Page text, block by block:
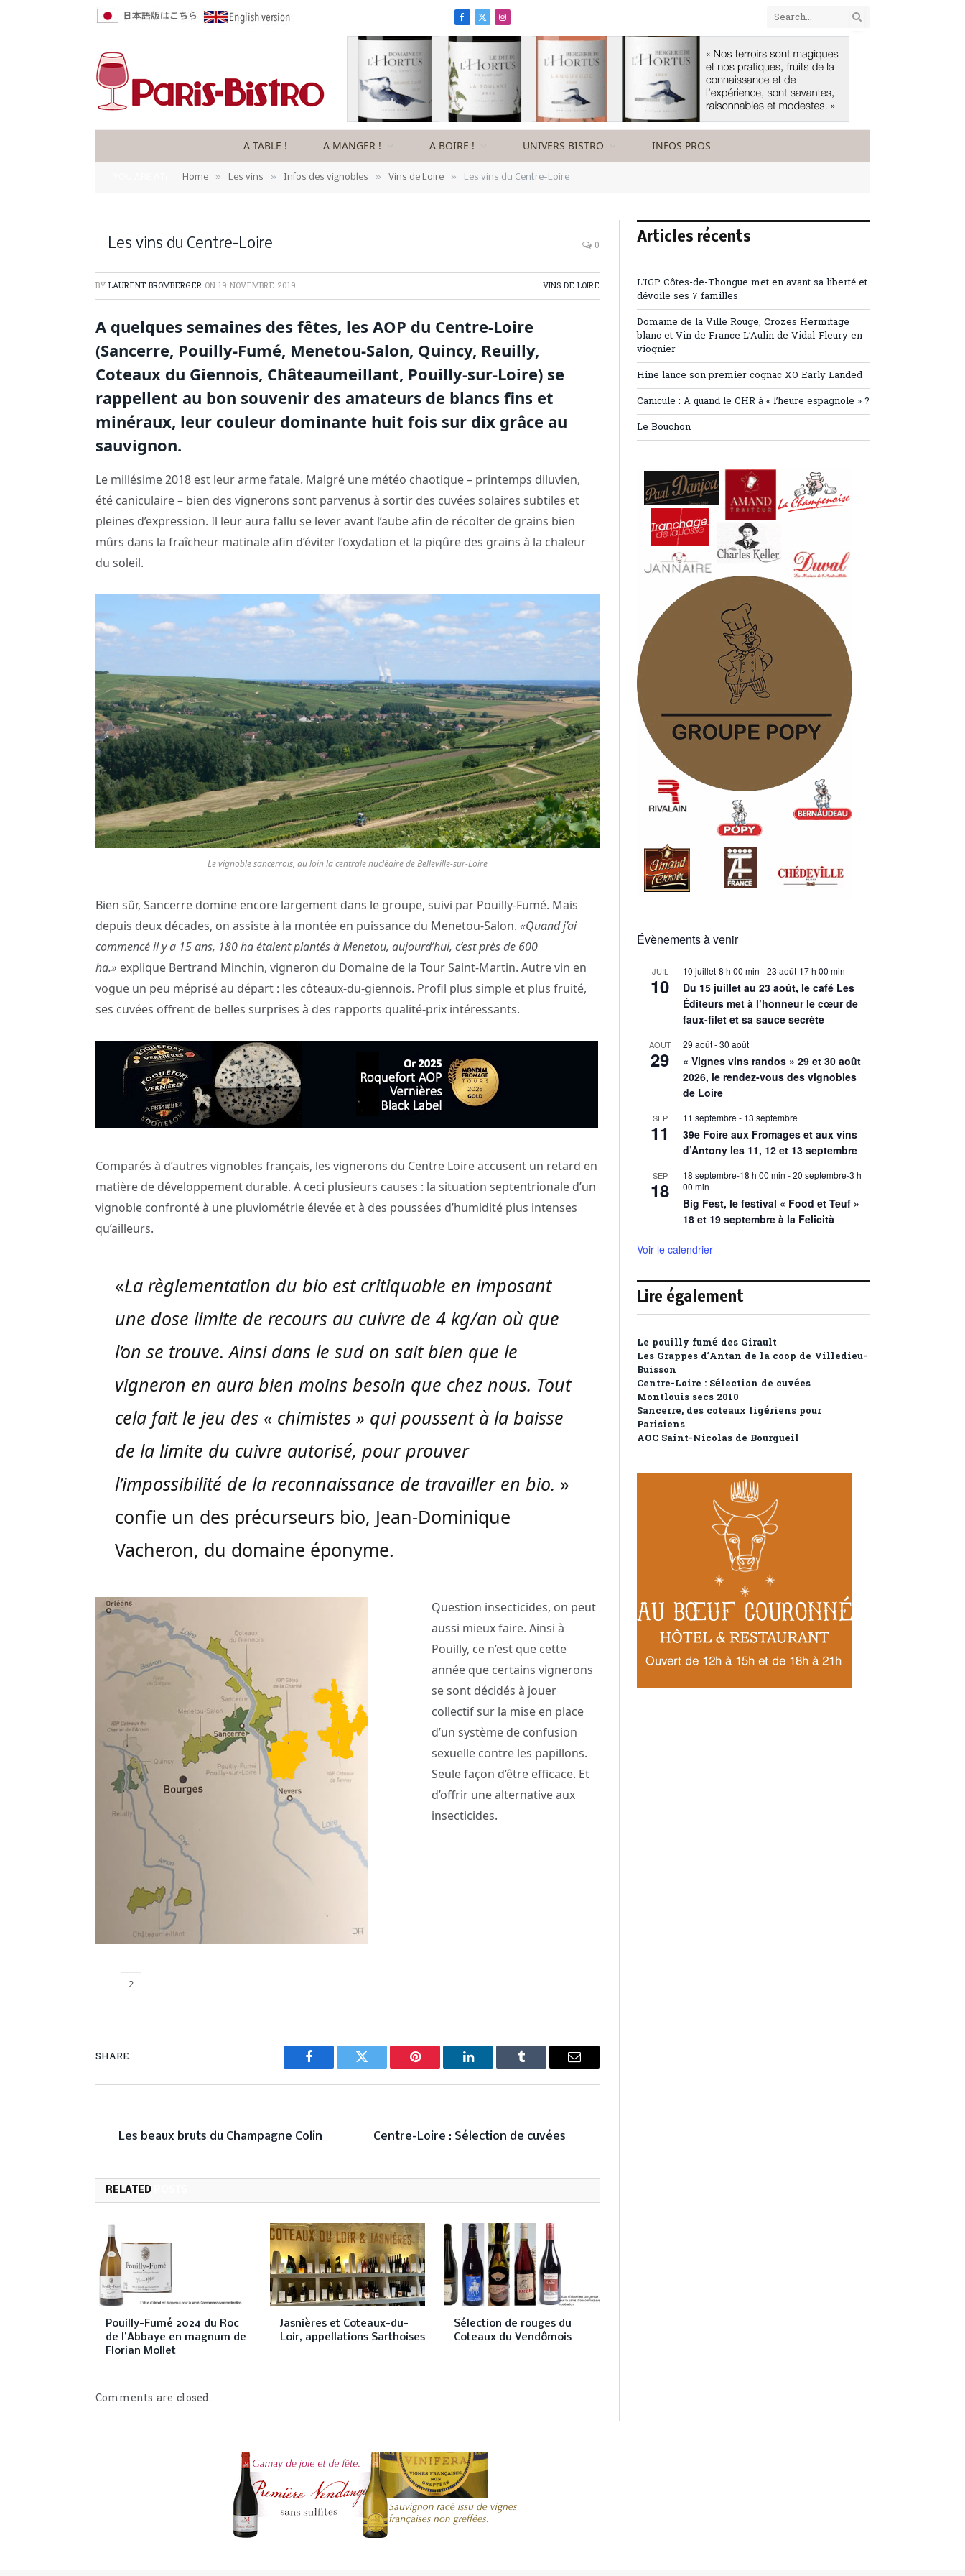
Facebook
X
(Twitter)
Instagram
A TABLE ! A MANGER ! A BOIRE ! UNIVERS BISTRO INFOS PROS
Home » Les vins » Infos des vignobles » Vins de Loire » Les vins du Centre-Loire
Les vins du Centre-Loire 0
BY LAURENT BROMBERGER ON 19 NOVEMBRE 2019 VINS DE LOIRE
A quelques semaines des fêtes, les AOP du Centre-Loire
(Sancerre, Pouilly-Fumé, Menetou-Salon, Quincy, Reuilly,
Coteaux du Giennois, Châteaumeillant, Pouilly-sur-Loire) se
rappellent au bon souvenir des amateurs de blancs fins et
minéraux, leur couleur dominante huit fois sur dix grâce au
sauvignon.
Le millésime 2018 est leur arme fatale. Malgré une météo chaotique – printemps diluvien,
été caniculaire – bien des vignerons sont parvenus à sortir des cuvées solaires subtiles et
pleines d’expression. Il leur aura fallu se lever avant l’aube afin de récolter de grains bien
mûrs dans la fraîcheur matinale afin d’éviter l’oxydation et la piqûre des grains à la chaleur
du soleil.
Le vignoble sancerrois, au loin la centrale nucléaire de Belleville-sur-Loire
Bien sûr, Sancerre domine encore largement dans le groupe, suivi par Pouilly-Fumé. Mais
depuis deux décades, on assiste à la montée en puissance du Menetou-Salon. «Quand j’ai
commencé il y a 15 ans, 180 ha étaient plantés à Menetou, aujourd’hui, c’est près de 600
ha.» explique Bertrand Minchin, vigneron du Domaine de la Tour Saint-Martin. Autre vin en
vogue un peu méprisé au départ : les côteaux-du-giennois. Profil plus simple et plus fruité,
ses cuvées offrent de belles surprises à des rapports qualité-prix intéressants.
Comparés à d’autres vignobles français, les vignerons du Centre Loire accusent un retard en
matière de développement durable. A ceci plusieurs causes : la situation septentrionale d’un
vignoble confronté à une pluviométrie élevée et à des poussées d’humidité plus intenses
qu’ailleurs.
«La règlementation du bio est critiquable en imposant
une dose limite de recours au cuivre de 4 kg/an où que
l’on se trouve. Ainsi dans le sud on sait bien que le
vigneron en aura bien moins besoin que chez nous. Tout
cela fait le jeu des « chimistes » qui poussent à la baisse
de la limite du cuivre autorisé, pour prouver
l’impossibilité de la reconnaissance de travailler en bio. »
confie un des précurseurs bio, Jean-Dominique
Vacheron, du domaine éponyme.
Question insecticides, on peut
aussi mieux faire. Ainsi à
Pouilly, ce n’est que cette
année que certains vignerons
se sont décidés à jouer
collectif sur la mise en place
d’un système de confusion
sexuelle contre les papillons.
Seule façon d’être efficace. Et
d’offrir une alternative aux
insecticides.
2
SHARE.
Facebook Twitter Pinterest LinkedIn Tumblr Email
Les beaux bruts du Champagne Colin Centre-Loire : Sélection de cuvées
RELATED
Pouilly-Fumé 2024 du Roc
de l’Abbaye en magnum de
Florian Mollet
Jasnières et Coteaux-du-
Loir, appellations Sarthoises
Sélection de rouges du
Coteaux du Vendômois
Comments are closed.
Articles récents
L’IGP Côtes-de-Thongue met en avant sa liberté et
dévoile ses 7 familles
Domaine de la Ville Rouge, Crozes Hermitage
blanc et Vin de France L’Aulin de Vidal-Fleury en
viognier
Hine lance son premier cognac XO Early Landed
Canicule : A quand le CHR à « l’heure espagnole » ?
Le Bouchon
Évènements à venir
JUIL
10
10 juillet-8 h 00 min -23 août-17 h 00 min
Du 15 juillet au 23 août, le café Les
Éditeurs met à l’honneur le cœur de
faux-filet et sa sauce secrète
AOÛT
29
29 août-30 août
« Vignes vins randos » 29 et 30 août
2026, le rendez-vous des vignobles
de Loire
SEP
11
11 septembre - 13 septembre
39e Foire aux Fromages et aux vins
d’Antony les 11, 12 et 13 septembre
SEP
18
18 septembre-18 h 00 min -20 septembre-3 h
00 min
Big Fest, le festival « Food et Teuf »
18 et 19 septembre à la Felicità
Voir le calendrier
Lire également
Le pouilly fumé des Girault
Les Grappes d’Antan de la coop de Villedieu-
Buisson
Centre-Loire : Sélection de cuvées
Montlouis secs 2010
Sancerre, des coteaux ligériens pour
Parisiens
AOC Saint-Nicolas de Bourgueil